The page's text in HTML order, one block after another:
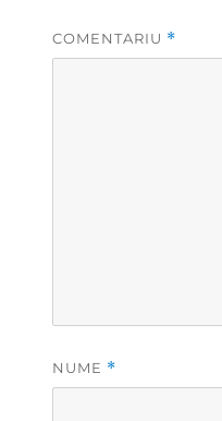
COMENTARIU *
NUME *